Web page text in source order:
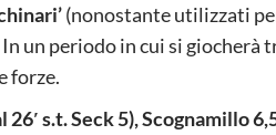
(nonostante utilizzati
un periodo in cui si giocherà
forze.
s.t. Seck 5), Scognamillo